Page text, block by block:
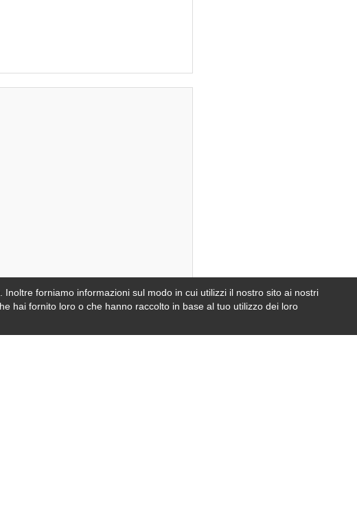
foto
forniamo informazioni sul modo in cui utilizzi il nostro sito ai nostri
hai fornito loro o che hanno raccolto in base al tuo utilizzo dei loro